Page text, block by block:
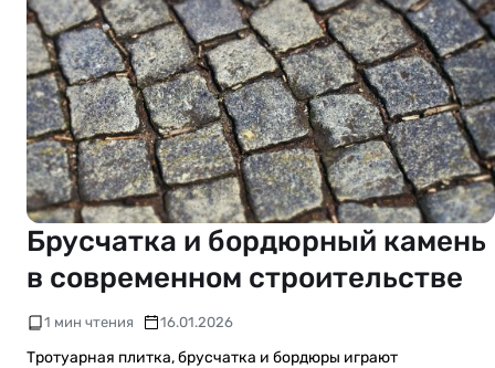
Брусчатка и бордюрный камень
в современном строительстве
1 мин чтения 16.01.2026
Тротуарная плитка, брусчатка и бордюры играют